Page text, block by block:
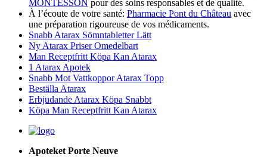
MONTESSON pour des soins responsables et de qualité.
À l’écoute de votre santé: Pharmacie Pont du Château avec
une préparation rigoureuse de vos médicaments.
Snabb Atarax Sömntabletter Lätt
Ny Atarax Priser Omedelbart
Man Receptfritt Köpa Kan Atarax
1 Atarax Apotek
Snabb Mot Vattkoppor Atarax Topp
Beställa Atarax
Erbjudande Atarax Köpa Snabbt
Köpa Man Receptfritt Kan Atarax
Apoteket Porte Neuve